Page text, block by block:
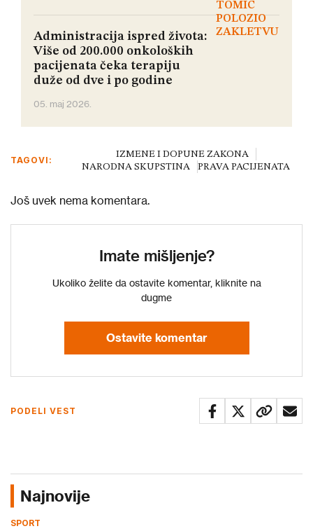
Administracija ispred života:
Više od 200.000 onkoloških
pacijenata čeka terapiju
duže od dve i po godine
05. maj 2026.
TAGOVI:
IZMENE I DOPUNE ZAKONA
NARODNA SKUPSTINA
PRAVA PACIJENATA
Još uvek nema komentara.
Imate mišljenje?
Ukoliko želite da ostavite komentar, kliknite na
dugme
Ostavite komentar
PODELI VEST
Najnovije
SPORT